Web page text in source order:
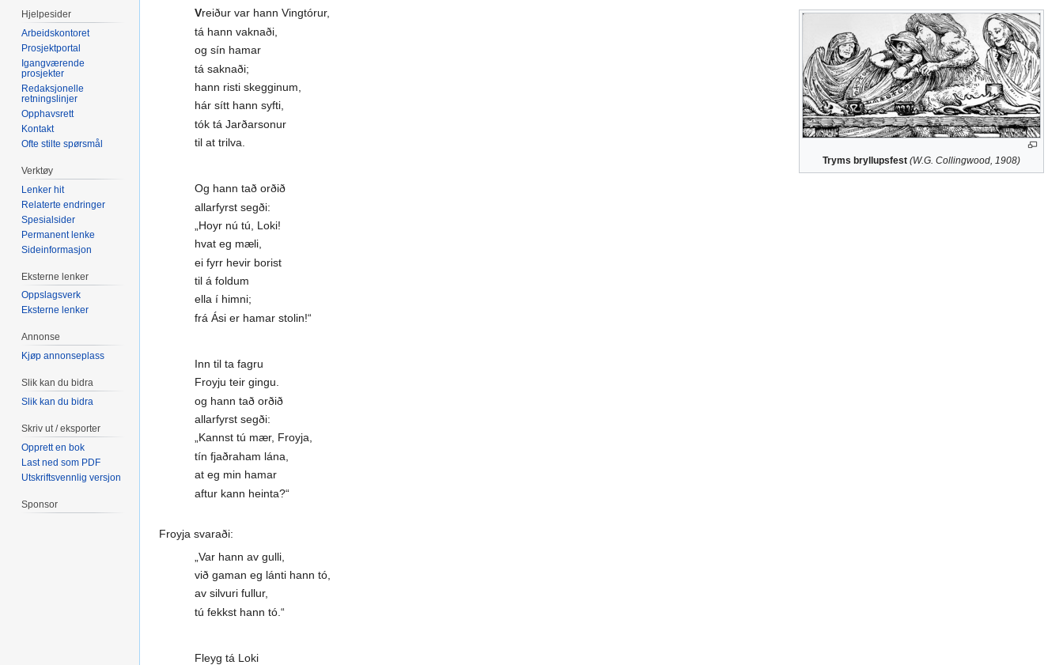
Tryms bryllupsfest (W.G. Collingwood, 1908)
Vreiður var hann Vingtórur,
tá hann vaknaði,
og sín hamar
tá saknaði;
hann risti skegginum,
hár sítt hann syfti,
tók tá Jarðarsonur
til at trilva.
Og hann tað orðið
allarfyrst segði:
„Hoyr nú tú, Loki!
hvat eg mæli,
ei fyrr hevir borist
til á foldum
ella í himni;
frá Ási er hamar stolin!“
Inn til ta fagru
Froyju teir gingu.
og hann tað orðið
allarfyrst segði:
„Kannst tú mær, Froyja,
tín fjaðraham lána,
at eg min hamar
aftur kann heinta?“
Froyja svaraði:
„Var hann av gulli,
við gaman eg lánti hann tó,
av silvuri fullur,
tú fekkst hann tó.“
Fleyg tá Loki
Hjelpesider
Arbeidskontoret
Prosjektportal
Igangværende
prosjekter
Redaksjonelle
retningslinjer
Opphavsrett
Kontakt
Ofte stilte spørsmål
Verktøy
Lenker hit
Relaterte endringer
Spesialsider
Permanent lenke
Sideinformasjon
Eksterne lenker
Oppslagsverk
Eksterne lenker
Annonse
Kjøp annonseplass
Slik kan du bidra
Slik kan du bidra
Skriv ut / eksporter
Opprett en bok
Last ned som PDF
Utskriftsvennlig versjon
Sponsor